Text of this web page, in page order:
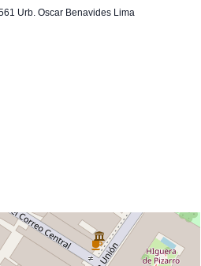
Urb. Oscar Benavides Lima